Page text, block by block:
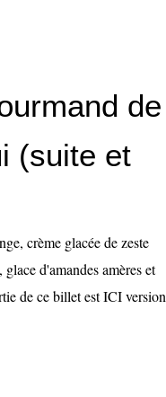
de
(suite et
crème glacée de zeste
d'amandes amères et
de ce billet est ICI version